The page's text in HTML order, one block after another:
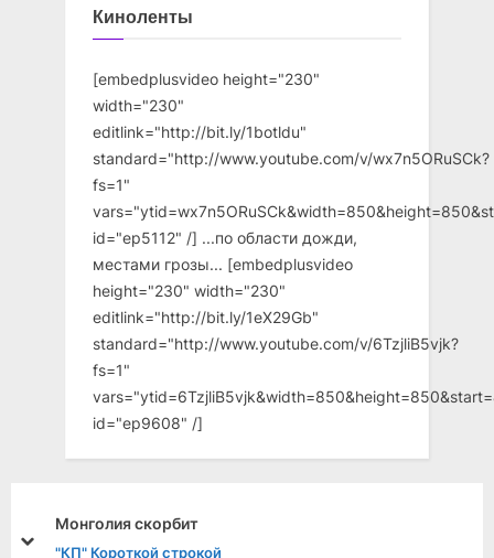
Киноленты
[embedplusvideo height="230"
width="230"
editlink="http://bit.ly/1botldu"
standard="http://www.youtube.com/v/wx7n5ORuSCk?
fs=1"
id="ep5112" /] ...по области дожди,
местами грозы... [embedplusvideo
height="230" width="230"
editlink="http://bit.ly/1eX29Gb"
standard="http://www.youtube.com/v/6TzjliB5vjk?
fs=1"
id="ep9608" /]
скорбит
строкой
prev
next